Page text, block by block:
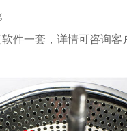
件一套，详情可咨询客